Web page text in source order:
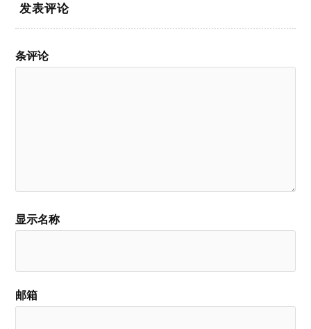
发表评论
条评论
显示名称
邮箱